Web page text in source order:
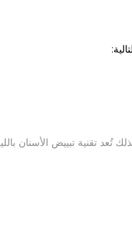
ذلك تُعد تقنية تبييض الأسنان